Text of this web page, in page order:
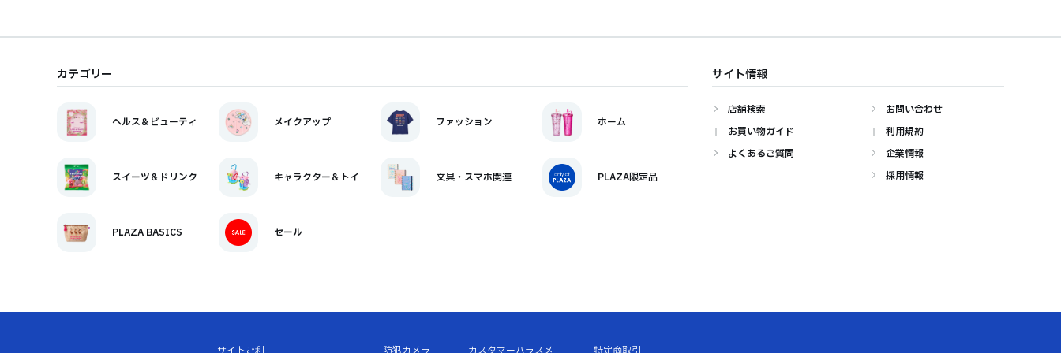
カテゴリー
ヘルス＆ビューティ メイクアップ ファッション ホーム
スイーツ＆ドリンク キャラクター＆トイ 文具・スマホ関連 PLAZA限定品
PLAZA BASICS セール
サイト情報
店舗検索
お買い物ガイド
よくあるご質問
お問い合わせ
利用規約
企業情報
採用情報